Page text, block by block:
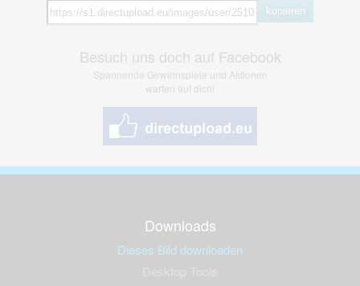
kopieren
Besuch uns doch auf Facebook
Spannende Gewinnspiele und Aktionen
warten auf dich!
Downloads
Dieses Bild downloaden